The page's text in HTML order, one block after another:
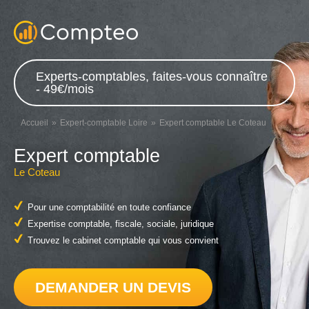
Experts-comptables, faites-vous connaître
- 49€/mois
Accueil Expert-comptable Loire Expert comptable Le Coteau
Expert comptable
Le Coteau
Pour une comptabilité en toute confiance
Expertise comptable, fiscale, sociale, juridique
Trouvez le cabinet comptable qui vous convient
DEMANDER UN DEVIS